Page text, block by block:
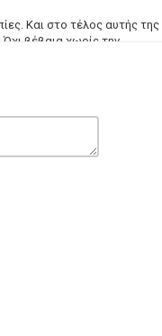
Και στο τέλος αυτής της
βέβαια χωρίς την
Αμερικής.